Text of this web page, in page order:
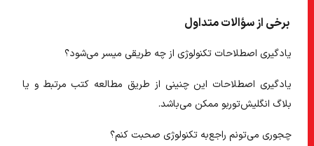
برخی از سؤالات متداول
یادگیری اصطلاحات تکنولوژی از چه طریقی میسر می‌شود؟
یادگیری اصطلاحات این چنینی از طریق مطالعه کتب مرتبط و یا
بلاگ انگلیش‌توربو ممکن می‌باشد.
چجوری می‌تونم راجع‌به تکنولوژی صحبت کنم؟